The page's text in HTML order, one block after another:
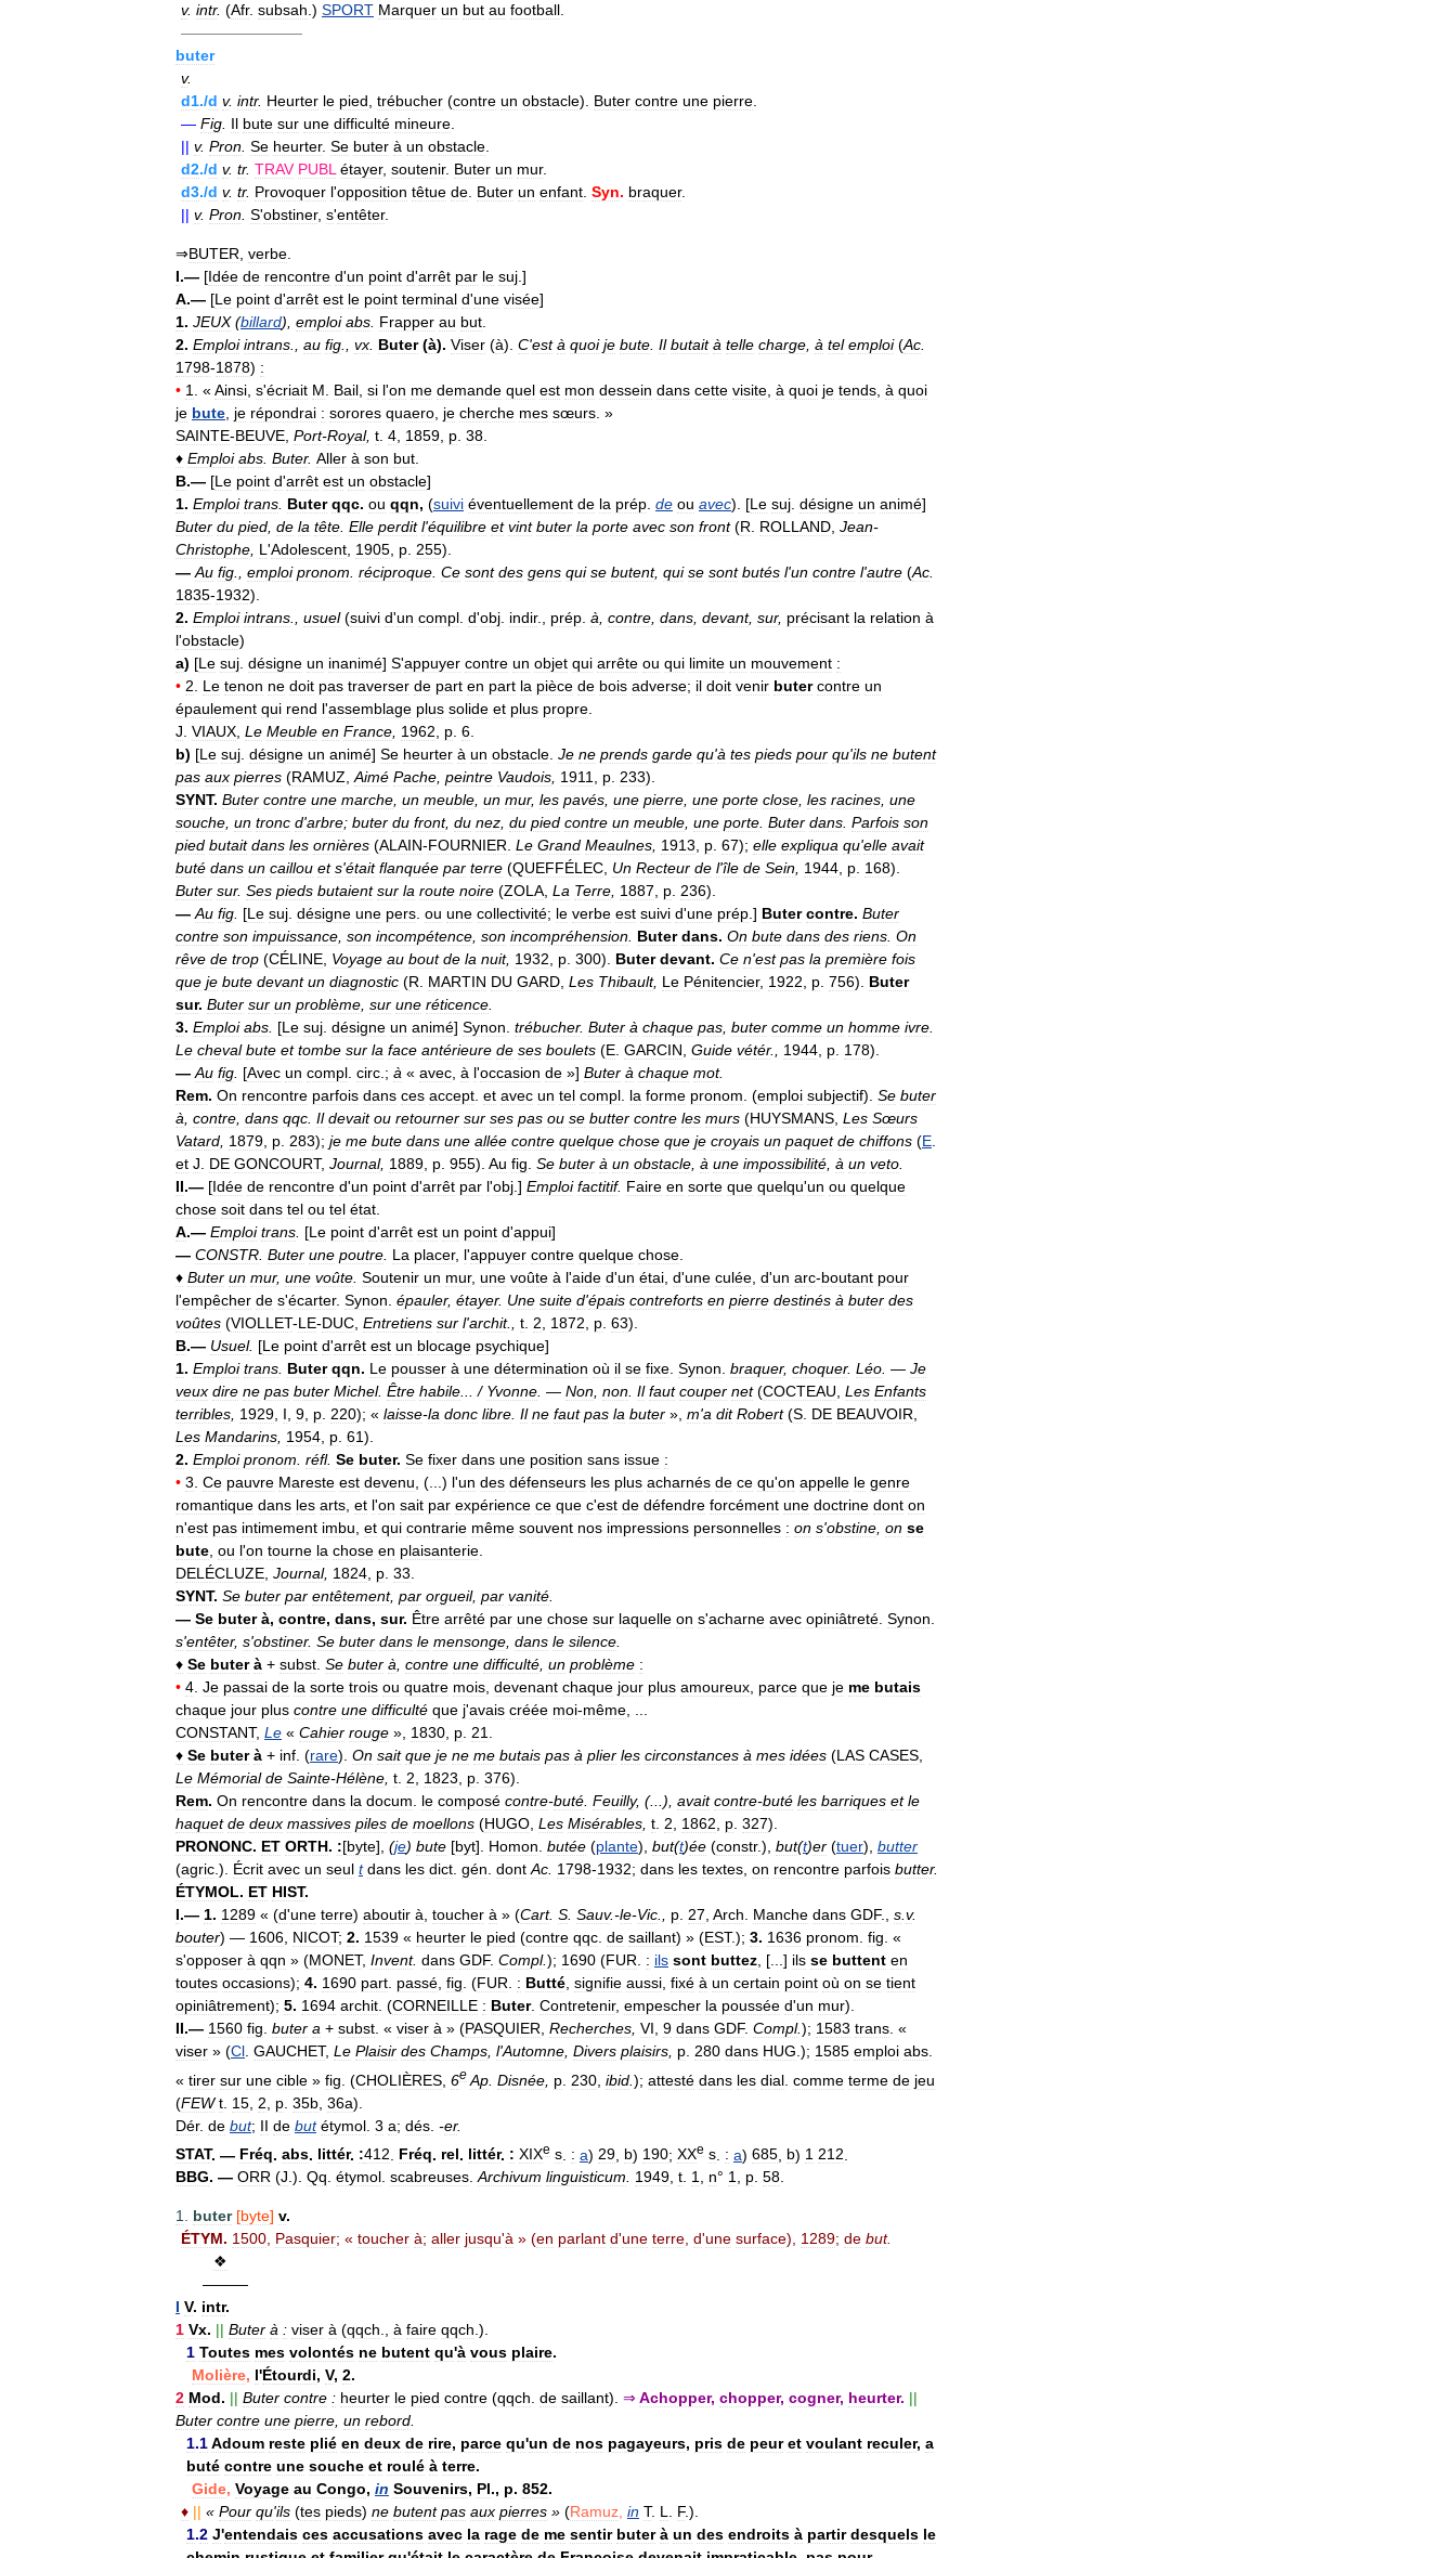
v. intr. (Afr. subsah .) SPORT Marquer un but au football
————————
buter
v.
d1./d v. intr. Heurter le pied trébucher (contre un obstacle). Buter contre une pierre
— Fig Il bute sur une difficulté mineure
|| v. Pron Se heurter. Se buter à un obstacle
d2./d v. tr. TRAV PUBL étayer, soutenir. Buter un mur.
d3./d v. tr. Provoquer l'opposition têtue de Buter un enfant Syn. braquer.
|| v. Pron S'obstiner, s'entêter.
⇒BUTER verbe
I.— [Idée de rencontre d'un point d'arrêt par le suj .]
A.— [Le point d'arrêt est le point terminal d'une visée]
1. JEUX(billard), emploi abs Frapper au but
2. Emploi intrans au fig vx Buter(à). Viser (à). C'est à quoi je bute Il butait à telle charge à tel emploi (Ac
1798-1878) :
• 1 . « Ainsi s'écriait M Bail si l'on me demande quel est mon dessein dans cette visite à quoi je tends à quoi
je bute je répondrai : sorores quaero je cherche mes sœurs . »
SAINTE-BEUVE Port-Royal, t 4 1859 p 38
♦ Emploi abs Buter. Aller à son but
B.— [Le point d'arrêt est un obstacle]
1. Emploi trans Buter qqc. ou qqn, (suivi éventuellement de la prép de ou avec). [Le suj désigne un animé]
Buter du pied de la tête Elle perdit l'équilibre et vint buter la porte avec son front(R ROLLAND Jean-
Christophe L 'Adolescent 1905 p 255).
— Au fig emploi pronom réciproque Ce sont des gens qui se butent, qui se sont butés l'un contre l'autre (Ac
1835-1932).
2. Emploi intrans usuel(suivi d'un compl d'obj indir., prép à contre dans devant, sur, précisant la relation à
l'obstacle)
a) [Le suj désigne un inanimé] S'appuyer contre un objet qui arrête ou qui limite un mouvement :
• 2 Le tenon ne doit pas traverser de part en part la pièce de bois adverse; il doit venir buter contre un
épaulement qui rend l'assemblage plus solide et plus propre
J VIAUX Le Meuble en France 1962 p 6
b) [Le suj désigne un animé] Se heurter à un obstacle Je ne prends garde qu'à tes pieds pour qu'ils ne butent
pas aux pierres (RAMUZ Aimé Pache peintre Vaudois 1911 p 233).
SYNT. Buter contre une marche un meuble un mur, les pavés une pierre une porte close les racines une
souche un tronc d'arbre; buter du front, du nez du pied contre un meuble une porte Buter dans Parfois son
pied butait dans les ornières (ALAIN-FOURNIER Le Grand Meaulnes 1913 p 67); elle expliqua qu'elle avait
buté dans un caillou et s'était flanquée par terre (QUEFFÉLEC Un Recteur de l'île de Sein 1944 p 168).
Buter sur. Ses pieds butaient sur la route noire (ZOLA La Terre 1887 p 236).
— Au fig [Le suj désigne une pers ou une collectivité; le verbe est suivi d'une prép .] Buter contre. Buter
contre son impuissance son incompétence son incompréhension Buter dans. On bute dans des riens On
rêve de trop (CÉLINE Voyage au bout de la nuit, 1932 p 300). Buter devant. Ce n'est pas la première fois
que je bute devant un diagnostic (R MARTIN DU GARD Les Thibault, Le Pénitencier, 1922 p 756). Buter
sur. Buter sur un problème sur une réticence
3. Emploi abs [Le suj désigne un animé] Synon trébucher. Buter à chaque pas buter comme un homme ivre
Le cheval bute et tombe sur la face antérieure de ses boulets (E GARCIN Guide vétér., 1944 p 178).
— Au fig [Avec un compl circ .; à « avec à l'occasion de »] Buter à chaque mot.
Rem. On rencontre parfois dans ces accept et avec un tel compl la forme pronom . (emploi subjectif). Se buter
à contre dans qqc Il devait ou retourner sur ses pas ou se butter contre les murs (HUYSMANS Les Sœurs
Vatard 1879 p 283); je me bute dans une allée contre quelque chose que je croyais un paquet de chiffons (E
et J DE GONCOURT, Journal, 1889 p 955). Au fig Se buter à un obstacle à une impossibilité à un veto
II.— [Idée de rencontre d'un point d'arrêt par l'obj .] Emploi factitif. Faire en sorte que quelqu'un ou quelque
chose soit dans tel ou tel état
A.— Emploi trans [Le point d'arrêt est un point d'appui]
— CONSTR Buter une poutre La placer, l'appuyer contre quelque chose
♦ Buter un mur, une voûte Soutenir un mur, une voûte à l'aide d'un étai d'une culée d'un arc-boutant pour
l'empêcher de s'écarter. Synon épauler, étayer. Une suite d'épais contreforts en pierre destinés à buter des
voûtes (VIOLLET-LE-DUC Entretiens sur l'archit., t 2 1872 p 63).
B.— Usuel. [Le point d'arrêt est un blocage psychique]
1. Emploi trans Buter qqn. Le pousser à une détermination où il se fixe Synon braquer, choquer. Léo . — Je
veux dire ne pas buter Michel. Être habile ... / Yvonne . — Non non Il faut couper net(COCTEAU Les Enfants
terribles 1929 I 9 p 220); « laisse-la donc libre Il ne faut pas la buter », m'a dit Robert(S DE BEAUVOIR
Les Mandarins 1954 p 61).
2. Emploi pronom réfl. Se buter. Se fixer dans une position sans issue :
• 3 Ce pauvre Mareste est devenu , (...) l'un des défenseurs les plus acharnés de ce qu'on appelle le genre
romantique dans les arts et l'on sait par expérience ce que c'est de défendre forcément une doctrine dont on
n'est pas intimement imbu et qui contrarie même souvent nos impressions personnelles : on s'obstine on se
bute ou l'on tourne la chose en plaisanterie
DELÉCLUZE Journal, 1824 p 33
SYNT. Se buter par entêtement, par orgueil, par vanité
— Se buter à, contre, dans, sur. Être arrêté par une chose sur laquelle on s'acharne avec opiniâtreté Synon
s'entêter, s'obstiner. Se buter dans le mensonge dans le silence
♦ Se buter à + subst Se buter à contre une difficulté un problème :
• 4 Je passai de la sorte trois ou quatre mois devenant chaque jour plus amoureux parce que je me butais
chaque jour plus contre une difficulté que j'avais créée moi-même
CONSTANT, Le « Cahier rouge », 1830 p 21
♦ Se buter à + inf . (rare). On sait que je ne me butais pas à plier les circonstances à mes idées (LAS CASES
Le Mémorial de Sainte-Hélène t 2 1823 p 376).
Rem. On rencontre dans la docum le composé contre-buté Feuilly, (...), avait contre-buté les barriques et le
haquet de deux massives piles de moellons (HUGO Les Misérables t 2 1862 p 327).
PRONONC. ET ORTH. :[byte], (je) bute [byt]. Homon butée (plante), but(t)ée (constr.), but(t)er (tuer), butter
(agric .). Écrit avec un seul t dans les dict gén dont Ac 1798-1932; dans les textes on rencontre parfois butter.
ÉTYMOL. ET HIST.
I.— 1. 1289 « (d'une terre) aboutir à toucher à » (Cart. S Sauv.-le-Vic p 27 Arch Manche dans GDF., s v.
bouter) — 1606 NICOT; 2. 1539 « heurter le pied (contre qqc de saillant) » (EST.); 3. 1636 pronom fig . «
s'opposer à qqn » (MONET, Invent. dans GDF. Compl.); 1690 (FUR : ils sont buttez , [...] ils se buttent en
toutes occasions); 4. 1690 part passé fig . (FUR : Butté signifie aussi fixé à un certain point où on se tient
opiniâtrement); 5. 1694 archit . (CORNEILLE : Buter. Contretenir, empescher la poussée d'un mur).
II.— 1560 fig buter a + subst . « viser à » (PASQUIER Recherches VI 9 dans GDF. Compl.); 1583 trans . «
viser » (Cl GAUCHET, Le Plaisir des Champs l'Automne Divers plaisirs p 280 dans HUG .); 1585 emploi abs
« tirer sur une cible » fig . (CHOLIÈRES 6e Ap Disnée p 230 ibid ); attesté dans les dial comme terme de jeu
(FEW t 15 2 p 35b 36a).
Dér. de but; II de but étymol 3 a; dés -er.
STAT. — Fréq. abs. littér. :412 Fréq. rel. littér. : XIXe s : a) 29 b) 190; XXe s : a) 685 b) 1 212
BBG. — ORR (J.). Qq. étymol. scabreuses.Archivum linguisticum. 1949, t. 1, n° 1, p. 58.
1. buter [byte] v.
ÉTYM. 1500, Pasquier; « toucher à; aller jusqu'à » (en parlant d'une terre, d'une surface), 1289; de but.
❖
———
I V. intr.
1 Vx. || Buter à : viser à (qqch., à faire qqch.).
1 Toutes mes volontés ne butent qu'à vous plaire.
Molière, l'Étourdi, V, 2.
2 Mod. || Buter contre : heurter le pied contre (qqch. de saillant). ⇒ Achopper, chopper, cogner, heurter. ||
Buter contre une pierre, un rebord.
1.1Adoum reste plié en deux de rire, parce qu'un de nos pagayeurs, pris de peur et voulant reculer, a
buté contre une souche et roulé à terre.
Gide, Voyage au Congo, in Souvenirs, Pl., p. 852.
♦ || « Pour qu'ils (tes pieds) ne butent pas aux pierres » (Ramuz, in T. L. F.).
1.2 J'entendais ces accusations avec la rage de me sentir buter à un des endroits à partir desquels le